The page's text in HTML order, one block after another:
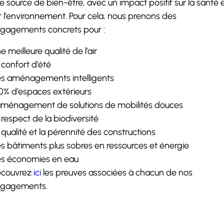
source de bien-être, avec un impact positif sur la santé
l’environnement. Pour cela, nous prenons des
concrets pour :
meilleure qualité de l’air
d’été
aménagements intelligents
d’espaces extérieurs
de solutions de mobilités douces
respect de la biodiversité
qualité et la pérennité des constructions
bâtiments plus sobres en ressources et énergie
économies en eau
ici les preuves associées à chacun de nos